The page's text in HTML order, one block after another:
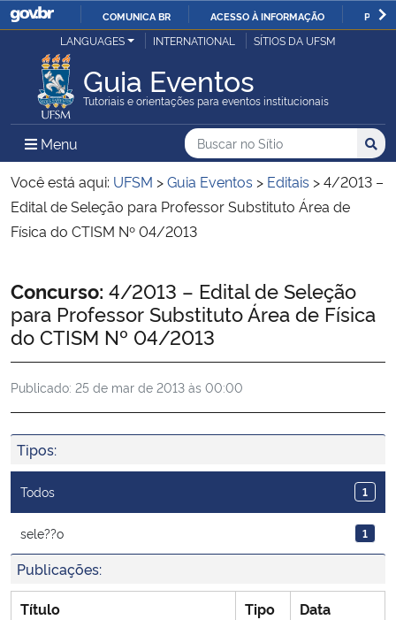
IR
O
COMUNICA BR ACESSO À INFORMAÇÃO
Ministério da Justiça e Segurança Pública
Ministério da Defesa
Ministério das Relações Exteriores
Ministério da Economia
Ministério da Agricultura, Pecuária e Abastecimento
Ministério da Educação
Ministério da Cidadania
Ministério da Saúde
Ministério da Ciência, Tecnologia, Inovações e Comunicações
LANGUAGES INTERNATIONAL SÍTIOS DA UFSM
Guia Eventos
Tutoriais e orientações para eventos institucionais
Menu Menu Principal do Sítio
Busca
Buscar no no Sítio
Busca:
Você está aqui: UFSM >Guia Eventos > Editais >4/2013 –
Edital de Seleção para Professor Substituto Área de
Física do CTISM Nº 04/2013
Início do conteúdo
Concurso: 4/2013 – Edital de Seleção
para Professor Substituto Área de Física
do CTISM Nº 04/2013
Publicado: 25 de mar de 2013 às 00:00
Tipos:
Todos 1
sele??o 1
Publicações:
Título Tipo
Data